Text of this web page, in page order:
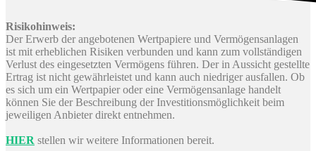
Risikohinweis:
Der Erwerb der angebotenen Wertpapiere und Vermögensanlagen
ist mit erheblichen Risiken verbunden und kann zum vollständigen
Verlust des eingesetzten Vermögens führen. Der in Aussicht gestellte
Ertrag ist nicht gewährleistet und kann auch niedriger ausfallen. Ob
es sich um ein Wertpapier oder eine Vermögensanlage handelt
können Sie der Beschreibung der Investitionsmöglichkeit beim
jeweiligen Anbieter direkt entnehmen.
HIER stellen wir weitere Informationen bereit.